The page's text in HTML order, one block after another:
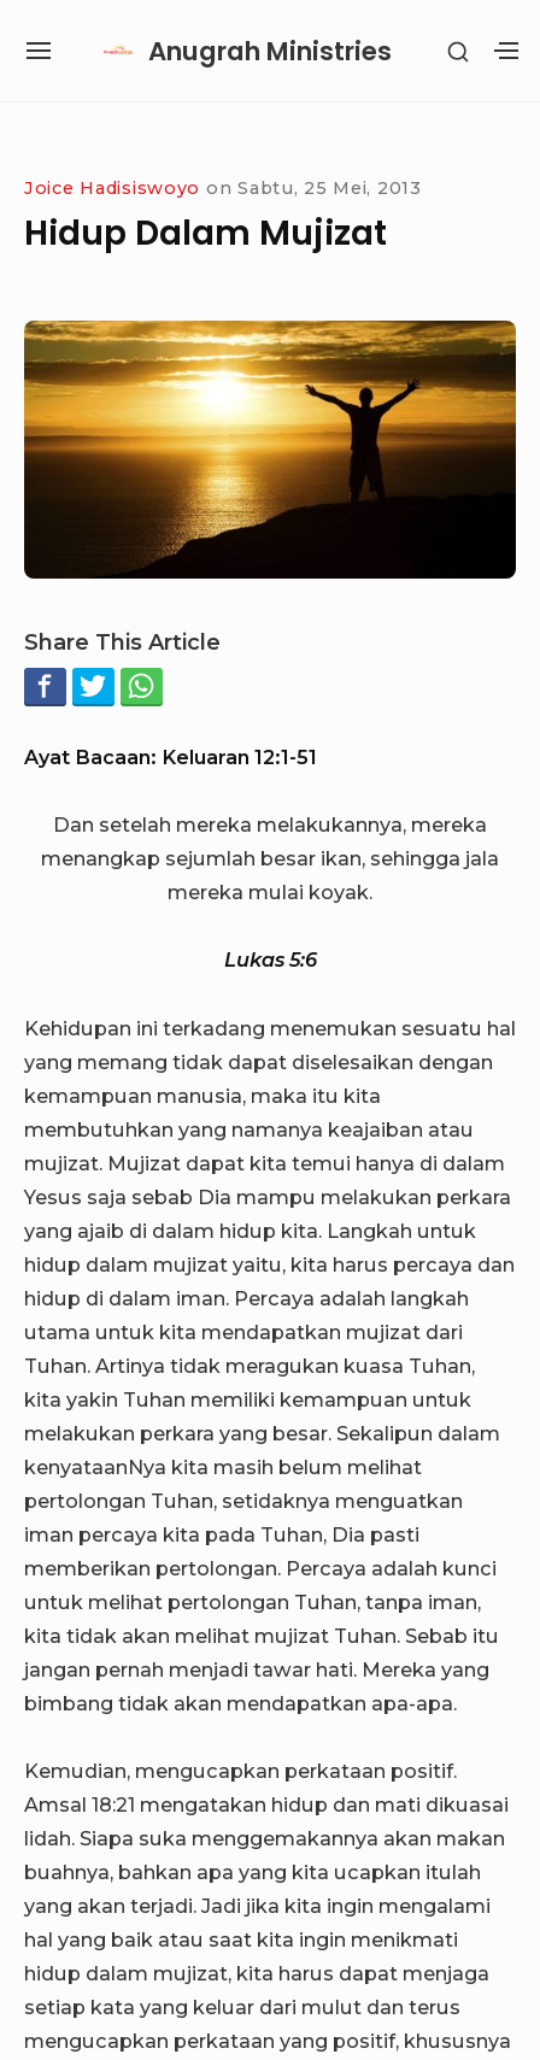
Anugrah Ministries
SITE
SHOW
Joice Hadisiswoyo on Sabtu, 25 Mei, 2013
Hidup Dalam Mujizat
Share This Article
Ayat Bacaan: Keluaran 12:1-51
Dan setelah mereka melakukannya, mereka
menangkap sejumlah besar ikan, sehingga jala
mereka mulai koyak.
Lukas 5:6
Kehidupan ini terkadang menemukan sesuatu hal
yang memang tidak dapat diselesaikan dengan
kemampuan manusia, maka itu kita
membutuhkan yang namanya keajaiban atau
mujizat. Mujizat dapat kita temui hanya di dalam
Yesus saja sebab Dia mampu melakukan perkara
yang ajaib di dalam hidup kita. Langkah untuk
hidup dalam mujizat yaitu, kita harus percaya dan
hidup di dalam iman. Percaya adalah langkah
utama untuk kita mendapatkan mujizat dari
Tuhan. Artinya tidak meragukan kuasa Tuhan,
kita yakin Tuhan memiliki kemampuan untuk
melakukan perkara yang besar. Sekalipun dalam
kenyataanNya kita masih belum melihat
pertolongan Tuhan, setidaknya menguatkan
iman percaya kita pada Tuhan, Dia pasti
memberikan pertolongan. Percaya adalah kunci
untuk melihat pertolongan Tuhan, tanpa iman,
kita tidak akan melihat mujizat Tuhan. Sebab itu
jangan pernah menjadi tawar hati. Mereka yang
bimbang tidak akan mendapatkan apa-apa.
Kemudian, mengucapkan perkataan positif.
Amsal 18:21 mengatakan hidup dan mati dikuasai
lidah. Siapa suka menggemakannya akan makan
buahnya, bahkan apa yang kita ucapkan itulah
yang akan terjadi. Jadi jika kita ingin mengalami
hal yang baik atau saat kita ingin menikmati
hidup dalam mujizat, kita harus dapat menjaga
setiap kata yang keluar dari mulut dan terus
mengucapkan perkataan yang positif, khususnya